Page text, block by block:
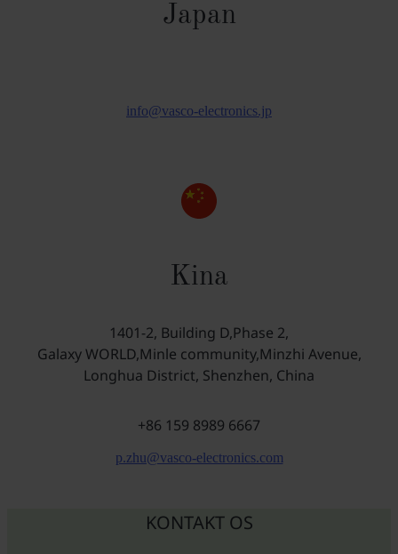
Japan
info@vasco-electronics.jp
Kina
1401-2, Building D,Phase 2,
Galaxy WORLD,Minle community,Minzhi Avenue,
Longhua District, Shenzhen, China
+86 159 8989 6667
p.zhu@vasco-electronics.com
KONTAKT OS